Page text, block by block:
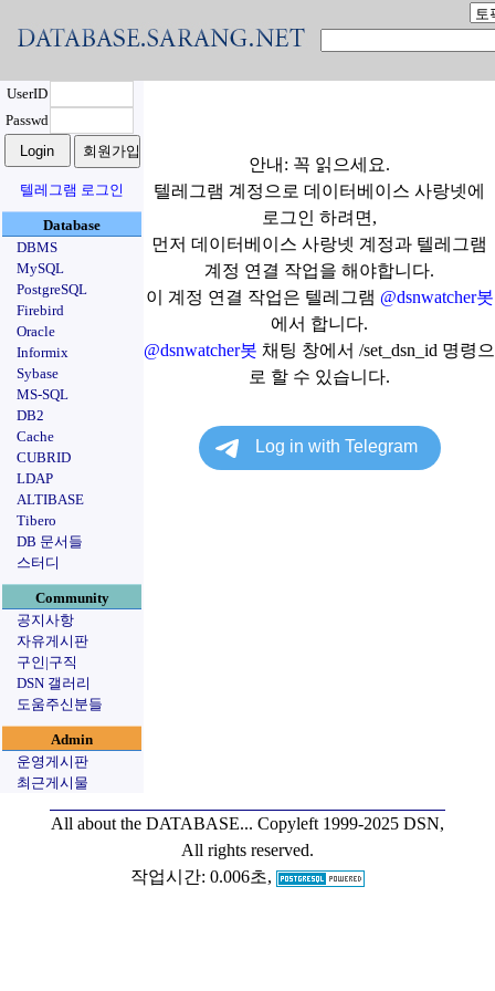
UserID
Passwd
텔레그램 로그인
Database
DBMS
MySQL
PostgreSQL
Firebird
Oracle
Informix
Sybase
MS-SQL
DB2
Cache
CUBRID
LDAP
ALTIBASE
Tibero
DB 문서들
스터디
Community
공지사항
자유게시판
구인|구직
DSN 갤러리
도움주신분들
Admin
운영게시판
최근게시물
안내: 꼭 읽으세요.
텔레그램 계정으로 데이터베이스 사랑넷에
로그인 하려면,
먼저 데이터베이스 사랑넷 계정과 텔레그램
계정 연결 작업을 해야합니다.
이 계정 연결 작업은 텔레그램 @dsnwatcher봇
에서 합니다.
@dsnwatcher봇 채팅 창에서 /set_dsn_id 명령으
로 할 수 있습니다.
All about the DATABASE... Copyleft 1999-2025 DSN,
All rights reserved.
작업시간: 0.006초,